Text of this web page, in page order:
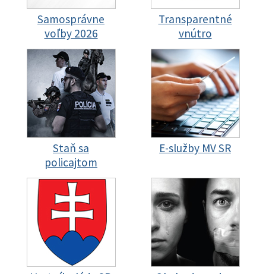
Samosprávne
voľby 2026
Transparentné
vnútro
Staň sa
policajtom
E-služby MV SR